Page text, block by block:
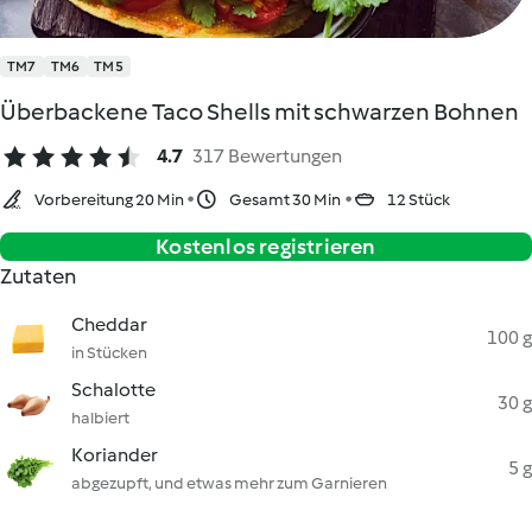
TM7 TM6 TM5
Überbackene Taco Shells mit schwarzen Bohnen
4.7 317 Bewertungen
Vorbereitung 20 Min Gesamt 30 Min 12 Stück
Kostenlos registrieren
Zutaten
Cheddar
in Stücken
100 g
Schalotte
halbiert
30 g
Koriander
abgezupft, und etwas mehr zum Garnieren
5 g